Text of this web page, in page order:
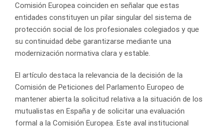
Comisión Europea coinciden en señalar que estas
entidades constituyen un pilar singular del sistema de
protección social de los profesionales colegiados y que
su continuidad debe garantizarse mediante una
modernización normativa clara y estable.
El artículo destaca la relevancia de la decisión de la
Comisión de Peticiones del Parlamento Europeo de
mantener abierta la solicitud relativa a la situación de los
mutualistas en España y de solicitar una evaluación
formal a la Comisión Europea. Este aval institucional